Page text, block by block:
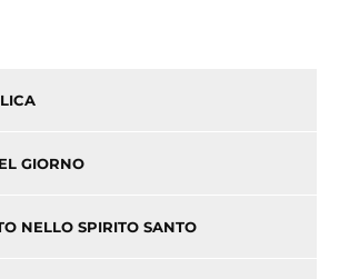
GIORNO
NELLO SPIRITO SANTO